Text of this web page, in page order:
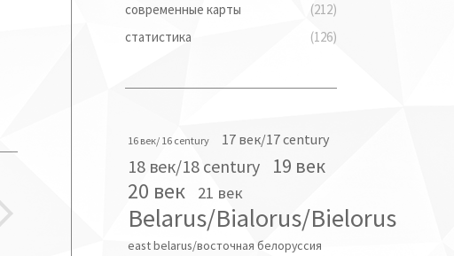
современные карты
(212)
статистика
(126)
16 век/ 16 century 17 век/17 century
18 век/18 century 19 век
20 век 21 век
Belarus/Bialorus/Bielorus
east belarus/восточная белоруссия